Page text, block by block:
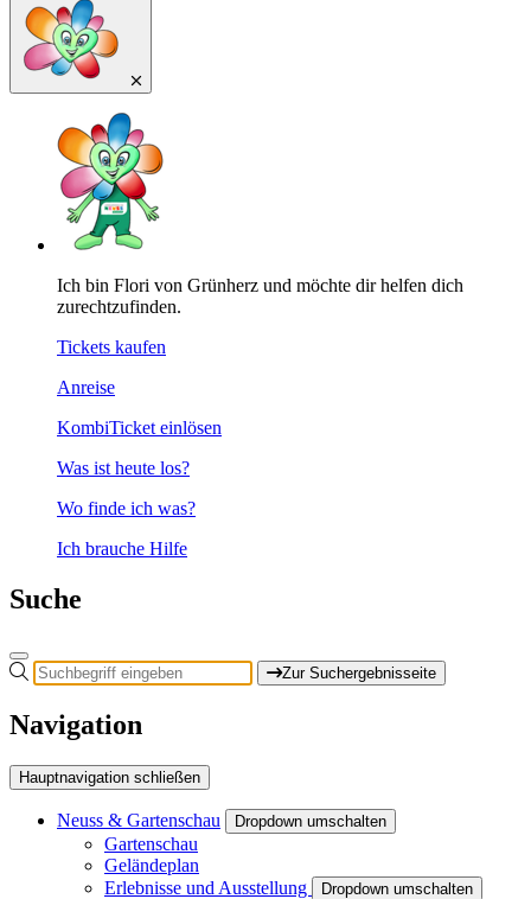
Ich bin Flori von Grünherz und möchte dir helfen dich
zurechtzufinden.
Tickets kaufen
Anreise
KombiTicket einlösen
Was ist heute los?
Wo finde ich was?
Ich brauche Hilfe
Suche
Zur Suchergebnisseite
Navigation
Hauptnavigation schließen
Neuss & Gartenschau Dropdown umschalten
Gartenschau
Geländeplan
Erlebnisse und Ausstellung
Dropdown umschalten